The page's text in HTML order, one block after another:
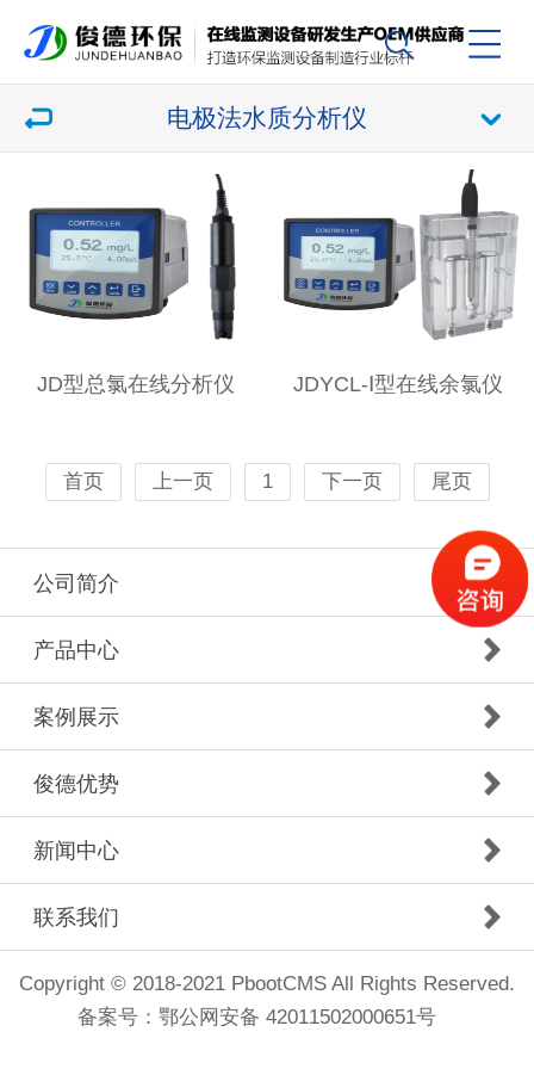
电极法水质分析仪
JD型总氯在线分析仪 JDYCL-Ⅰ型在线余氯仪
首页 上一页 1 下一页 尾页
公司简介
产品中心
案例展示
俊德优势
新闻中心
联系我们
Copyright © 2018-2021 PbootCMS All Rights Reserved.
备案号： 鄂公网安备 42011502000651号